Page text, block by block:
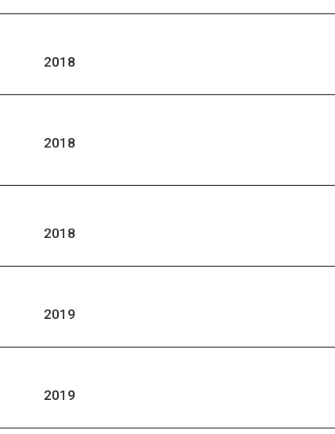
2018
2018
2018
2019
2019